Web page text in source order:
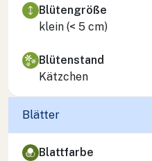
Blütengröße
klein (< 5 cm)
Blütenstand
Kätzchen
Blätter
Blattfarbe